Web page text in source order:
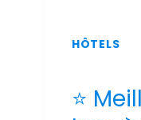
HÔTELS
⭐